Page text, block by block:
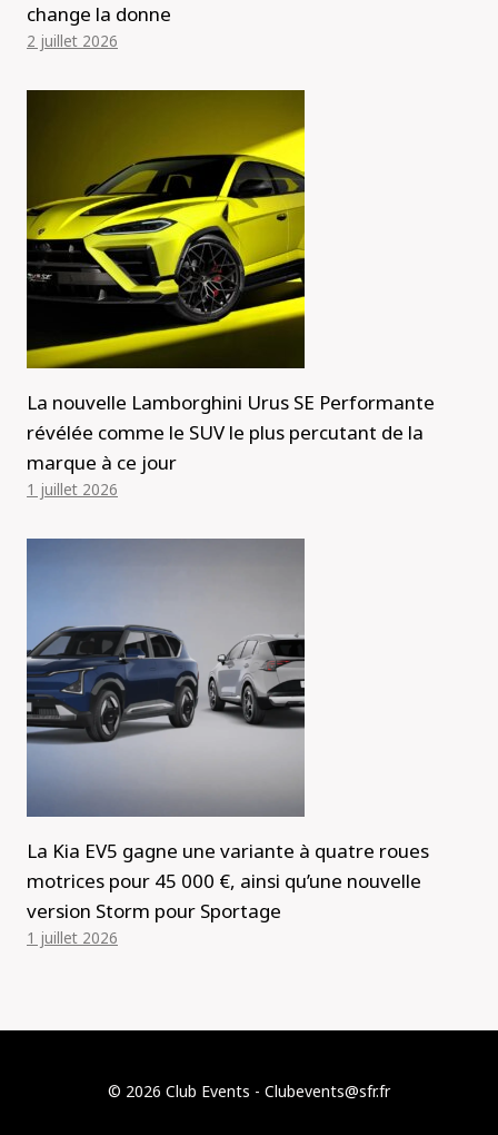
change la donne
2 juillet 2026
La nouvelle Lamborghini Urus SE Performante
révélée comme le SUV le plus percutant de la
marque à ce jour
1 juillet 2026
La Kia EV5 gagne une variante à quatre roues
motrices pour 45 000 €, ainsi qu’une nouvelle
version Storm pour Sportage
1 juillet 2026
© 2026 Club Events - Clubevents@sfr.fr